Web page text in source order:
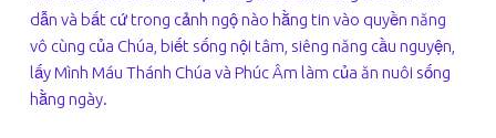
dẫn và bất cứ trong cảnh ngộ nào hằng tin vào quyền năng
vô cùng của Chúa, biết sống nội tâm, siêng năng cầu nguyện,
lấy Mình Máu Thánh Chúa và Phúc Âm làm của ăn nuôi sống
hằng ngày.